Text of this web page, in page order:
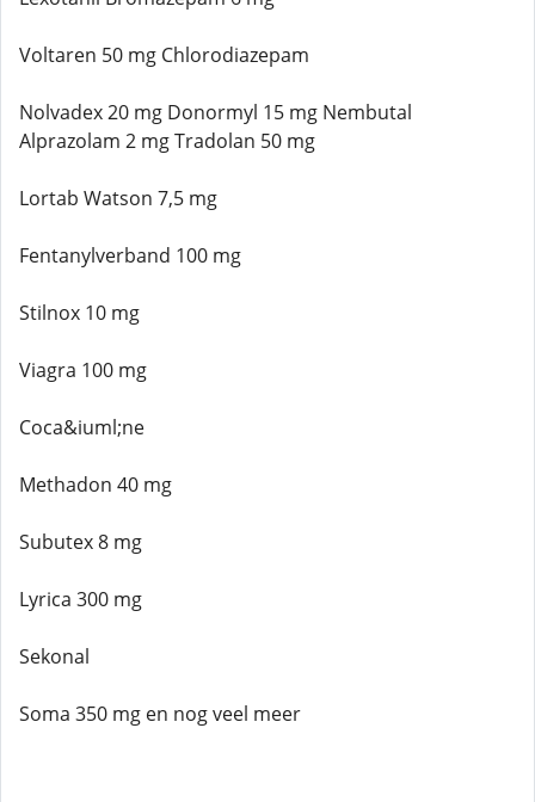
Voltaren 50 mg Chlorodiazepam
Nolvadex 20 mg Donormyl 15 mg Nembutal
Alprazolam 2 mg Tradolan 50 mg
Lortab Watson 7,5 mg
Fentanylverband 100 mg
Stilnox 10 mg
Viagra 100 mg
Coca&iuml;ne
Methadon 40 mg
Subutex 8 mg
Lyrica 300 mg
Sekonal
Soma 350 mg en nog veel meer